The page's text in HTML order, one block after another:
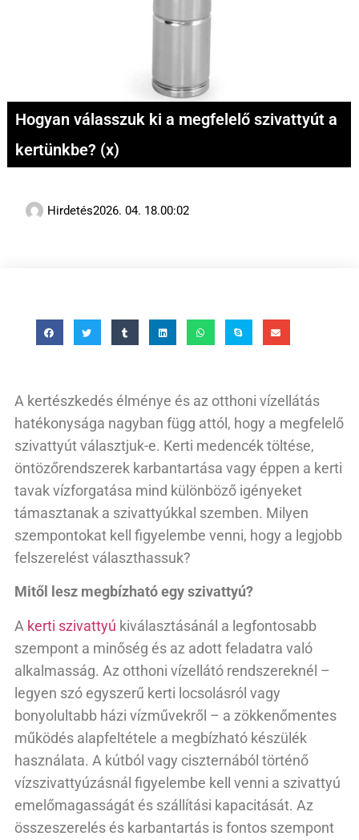
Hogyan válasszuk ki a megfelelő szivattyút a
kertünkbe? (x)
Hirdetés2026. 04. 18.00:02
A kertészkedés élménye és az otthoni vízellátás
hatékonysága nagyban függ attól, hogy a megfelelő
szivattyút választjuk-e. Kerti medencék töltése,
öntözőrendszerek karbantartása vagy éppen a kerti
tavak vízforgatása mind különböző igényeket
támasztanak a szivattyúkkal szemben. Milyen
szempontokat kell figyelembe venni, hogy a legjobb
felszerelést választhassuk?
Mitől lesz megbízható egy szivattyú?
A kerti szivattyú kiválasztásánál a legfontosabb
szempont a minőség és az adott feladatra való
alkalmasság. Az otthoni vízellátó rendszereknél –
legyen szó egyszerű kerti locsolásról vagy
bonyolultabb házi vízművekről – a zökkenőmentes
működés alapfeltétele a megbízható készülék
használata. A kútból vagy ciszternából történő
vízszivattyúzásnál figyelembe kell venni a szivattyú
emelőmagasságát és szállítási kapacitását. Az
összeszerelés és karbantartás is fontos szempont